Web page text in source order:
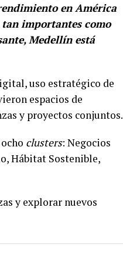
en América
importantes como
Medellín está
uso estratégico de
espacios de
y proyectos conjuntos.
clusters: Negocios
Hábitat Sostenible,
y explorar nuevos